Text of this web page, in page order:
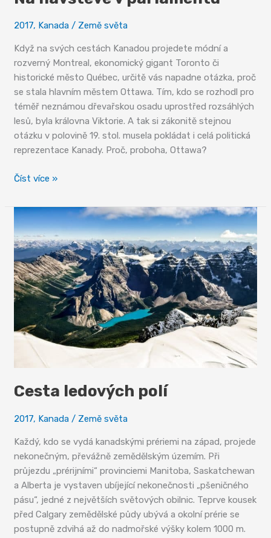
2017, Kanada / Země světa
Když na svých cestách Kanadou projedete módní a
rozverný Montreal, ekonomický gigant Toronto či
historické město Québec, určitě vás napadne otázka, proč
se stala hlavním městem Ottawa. Tím, kdo se rozhodl pro
téměř neznámou dřevařskou osadu uprostřed rozsáhlých
lesů, byla královna Viktorie. A tak si zákonitě stejnou
otázku v polovině 19. stol. musela pokládat i celá politická
reprezentace Kanady. Proč, proboha, Ottawa?
Na
v
parlamentu
Číst více »
Cesta ledových polí
2017, Kanada / Země světa
Každý, kdo se vydá kanadskými prériemi na západ, projede
nekonečným, převážně zemědělským územím. Při
průjezdu „prérijními“ provinciemi Manitoba, Saskatchewan
a Alberta je vystaven ubíjející nekonečnosti „pšeničného
pásu“, jedné z největších světových obilnic. Teprve kousek
před Calgary zemědělské půdy ubývá a okolní prérie se
postupně zdvihá až do nadmořské výšky kolem 1000 m.